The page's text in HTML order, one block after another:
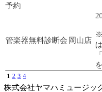
予約
管楽器無料診断会 岡山店
※
1 2 3 4
株式会社ヤマハミュージッ